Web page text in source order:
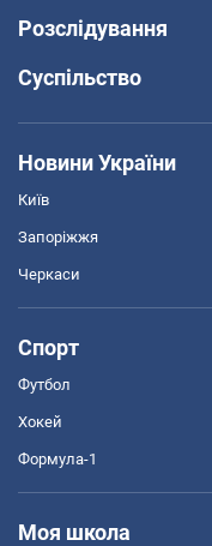
Розслідування
Суспільство
Новини України
Київ
Запоріжжя
Черкаси
Спорт
Футбол
Хокей
Формула-1
Моя школа